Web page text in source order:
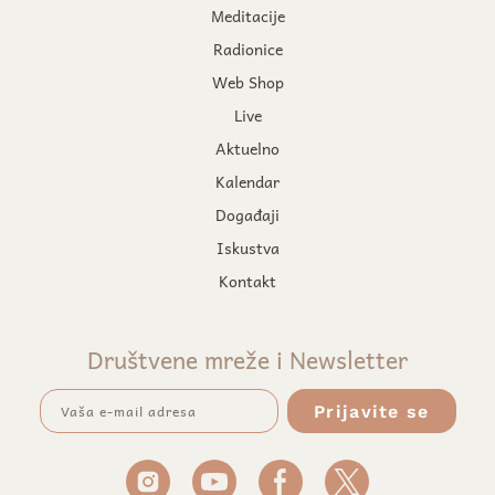
Meditacije
Radionice
Web Shop
Live
Aktuelno
Kalendar
Događaji
Iskustva
Kontakt
Društvene mreže i Newsletter